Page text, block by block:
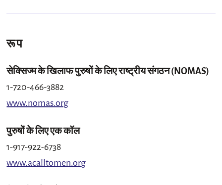
रूप
सेक्सिज्म के खिलाफ पुरुषों के लिए राष्ट्रीय संगठन (NOMAS)
1-720-466-3882
www.nomas.org
पुरुषों के लिए एक कॉल
1-917-922-6738
www.acalltomen.org